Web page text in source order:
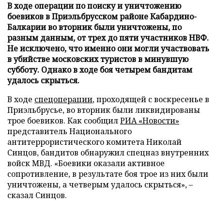
В ходе операции по поиску и уничтожению
боевиков в Приэльбрусском районе Кабардино-
Балкарии во вторник были уничтожены, по
разным данным, от трех до пяти участников НВФ.
Не исключено, что именно они могли участвовать
в убийстве московских туристов в минувшую
субботу. Однако в ходе боя четырем бандитам
удалось скрыться.
В ходе спецоперации, проходящей с воскресенье в
Приэльбрусье, во вторник были ликвидированы
трое боевиков. Как сообщилРИА «Новости»
представитель Национального
антитеррористического комитета Николай
Синцов, бандитов обнаружил спецназ внутренних
войск МВД. «Боевики оказали активное
сопротивление, в результате боя трое из них были
уничтожены, а четверым удалось скрыться», –
сказал Синцов.